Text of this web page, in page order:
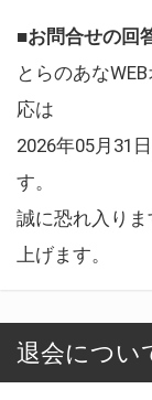
■お問合せの回
とらのあな
応は
2026年05月31
す。
誠に恐れ入り
上げます。
退会につい